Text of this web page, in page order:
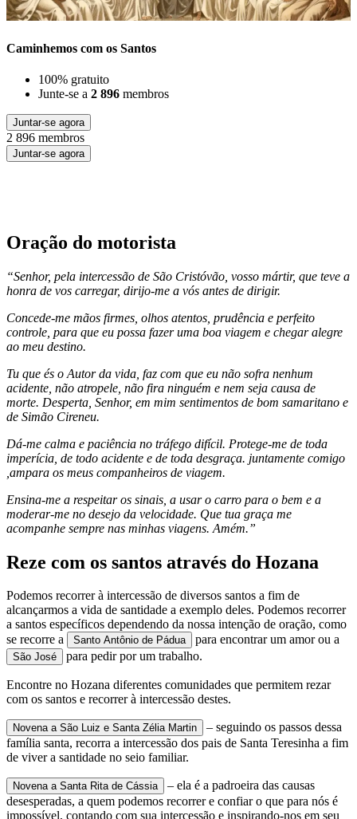
Caminhemos com os Santos
100% gratuito
Junte-se a 2 896 membros
Juntar-se agora
2 896 membros
Juntar-se agora
Oração do motorista
“Senhor, pela intercessão de São Cristóvão, vosso mártir, que teve a
honra de vos carregar, dirijo-me a vós antes de dirigir.
Concede-me mãos firmes, olhos atentos, prudência e perfeito
controle, para que eu possa fazer uma boa viagem e chegar alegre
ao meu destino.
Tu que és o Autor da vida, faz com que eu não sofra nenhum
acidente, não atropele, não fira ninguém e nem seja causa de
morte. Desperta, Senhor, em mim sentimentos de bom samaritano e
de Simão Cireneu.
Dá-me calma e paciência no tráfego difícil. Protege-me de toda
imperícia, de todo acidente e de toda desgraça. juntamente comigo
,ampara os meus companheiros de viagem.
Ensina-me a respeitar os sinais, a usar o carro para o bem e a
moderar-me no desejo da velocidade. Que tua graça me
acompanhe sempre nas minhas viagens. Amém.”
Reze com os santos através do Hozana
Podemos recorrer à intercessão de diversos santos a fim de
alcançarmos a vida de santidade a exemplo deles. Podemos recorrer
a santos específicos dependendo da nossa intenção de oração, como
se recorre a
Santo Antônio de Pádua para encontrar um amor ou a
São José para pedir por um trabalho.
Encontre no Hozana diferentes comunidades que permitem rezar
com os santos e recorrer à intercessão destes.
Novena a São Luiz e Santa Zélia Martin
– seguindo os passos dessa
família santa, recorra a intercessão dos pais de Santa Teresinha a fim
de viver a santidade no seio familiar.
Novena a Santa Rita de Cássia
– ela é a padroeira das causas
desesperadas, a quem podemos recorrer e confiar o que para nós é
impossível, contando com sua intercessão e inspirando-nos em seu